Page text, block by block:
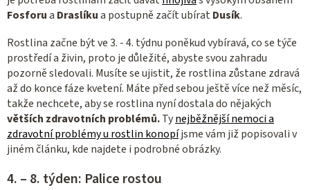
Fosforua Draslíkua postupně začít ubírat Dusík.
Rostlina začne být ve 3. - 4. týdnu poněkud vybíravá, co se týče
prostředí a živin, proto je důležité, abyste svou zahradu
pozorně sledovali. Musíte se ujistit, že rostlina zůstane zdravá
až do konce fáze kvetení. Máte před sebou ještě více než měsíc,
takže nechcete, aby se rostlina nyní dostala do nějakých
větších zdravotních problémů.Tynejběžnější nemoci a
zdravotní problémy u rostlin konopíjsme vám již popisovali v
jiném článku, kde najdete i podrobné obrázky.
4. – 8. týden: Palice rostou